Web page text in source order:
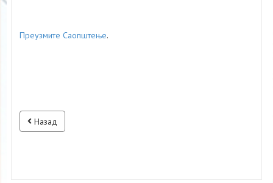
Преузмите Саопштење.
Назад